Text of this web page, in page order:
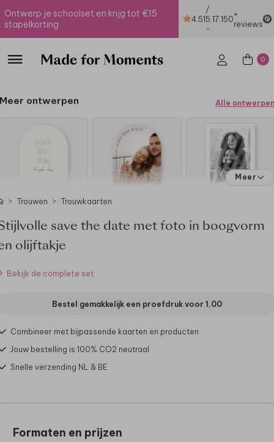
Ontwerp je schoolset en krijg tot €15
stapelkorting
4.51
/
5
-
17.150+
reviews
0
Meer ontwerpen Alle ontwerpen
Meer
Trouwen Trouwkaarten
save the date met foto in boogvorm
olijftakje
Bekijk de complete set
Bestel gemakkelijk een proefdruk voor 1,00
Combineer met bijpassende kaarten en producten
Jouw bestelling is 100% CO2 neutraal
Snelle verzending NL & BE
Formaten en prijzen